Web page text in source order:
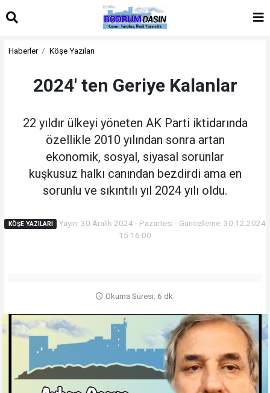
Haberler Köşe Yazıları
2024' ten Geriye Kalanlar
22 yıldır ülkeyi yöneten AK Parti iktidarında
özellikle 2010 yılından sonra artan
ekonomik, sosyal, siyasal sorunlar
kuşkusuz halkı canından bezdirdi ama en
sorunlu ve sıkıntılı yıl 2024 yılı oldu.
KÖŞE YAZILARI
Yayın: 30 Aralık 2024 - Pazartesi - Güncelleme: 30.12.2024
15:16:00
Okuma Süresi: 6 dk.